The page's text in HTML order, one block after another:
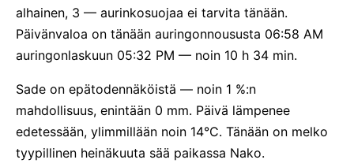
alhainen, 3 — aurinkosuojaa ei tarvita tänään.
Päivänvaloa on tänään auringonnoususta 06:58 AM
auringonlaskuun 05:32 PM — noin 10 h 34 min.
Sade on epätodennäköistä — noin 1 %:n
mahdollisuus, enintään 0 mm. Päivä lämpenee
edetessään, ylimmillään noin 14°C. Tänään on melko
tyypillinen heinäkuuta sää paikassa Nako.